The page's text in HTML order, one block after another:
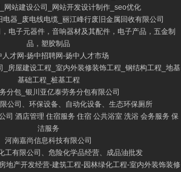
网站建设公司_网站开发设计制作_seo优化
器_废电线电缆_丽江峰行废旧金属回收有限公司
电子元器件，音响器材及其配件，电子产品，五金制
品，塑胶制品
人才网-扬中招聘网-扬中人才市场
_房屋建设工程_室内外装修装饰工程_钢结构工程_地基
基础工程_桩基工程
分包_银川亚亿泰劳务分包有限公司
公司、环保设备、自动化设备、生态环保厕所
司 酒店管理 住宿服务 住宿 公共浴室 洗浴 会务服务 保
洁服务
河南嘉尚信息科技有限公司
工有限公司、危险化学品经营、成品油批发
地产开发经营-建筑工程-园林绿化工程-室内外装饰装修